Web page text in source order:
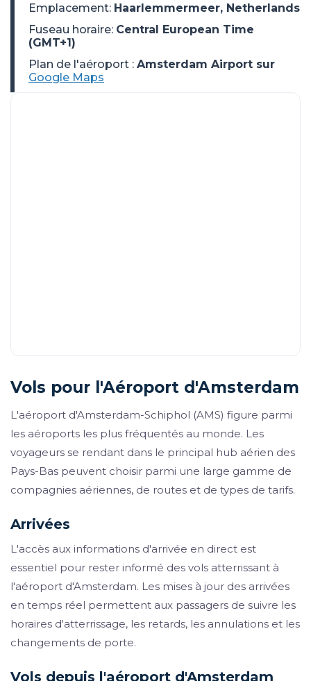
Vols pour l'Aéroport d'Amsterdam
L'aéroport d'Amsterdam-Schiphol (AMS) figure parmi
les aéroports les plus fréquentés au monde. Les
voyageurs se rendant dans le principal hub aérien des
Pays-Bas peuvent choisir parmi une large gamme de
compagnies aériennes, de routes et de types de tarifs.
Arrivées
L'accès aux informations d'arrivée en direct est
essentiel pour rester informé des vols atterrissant à
l'aéroport d'Amsterdam. Les mises à jour des arrivées
en temps réel permettent aux passagers de suivre les
horaires d'atterrissage, les retards, les annulations et les
changements de porte.
Vols depuis l'aéroport d'Amsterdam
Emplacement: Haarlemmermeer, Netherlands
Fuseau horaire: Central European Time
(GMT+1)
Plan de l'aéroport : Amsterdam Airport sur
Google Maps